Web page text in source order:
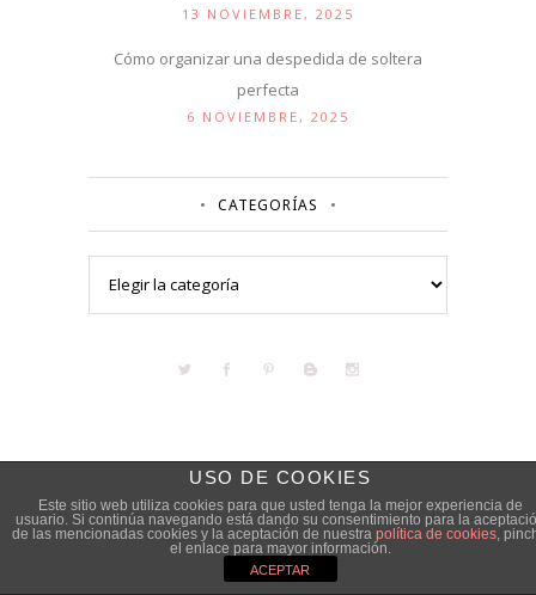
13 NOVIEMBRE, 2025
Cómo organizar una despedida de soltera
perfecta
6 NOVIEMBRE, 2025
CATEGORÍAS
USO DE COOKIES
Este sitio web utiliza cookies para que usted tenga la mejor experiencia de
usuario. Si continúa navegando está dando su consentimiento para la
de las mencionadas cookies y la aceptación de nuestra política de cookies,
el enlace para mayor información.
ACEPTAR